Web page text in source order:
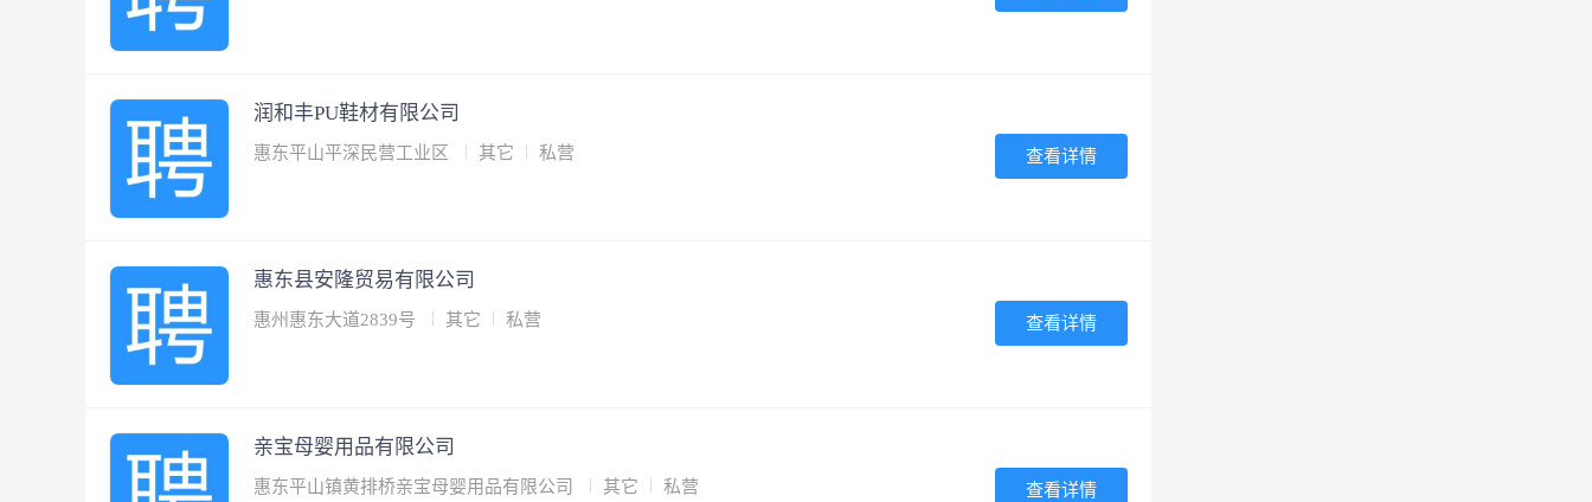
润和丰PU鞋材有限公司
惠东平山平深民营工业区 其它 私营 查看详情
惠东县安隆贸易有限公司
惠州惠东大道2839号 其它 私营 查看详情
亲宝母婴用品有限公司
惠东平山镇黄排桥亲宝母婴用品有限公司 其它 私营 查看详情